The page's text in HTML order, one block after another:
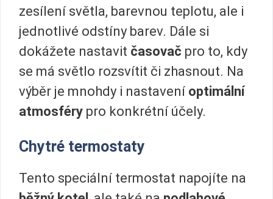
zesílení světla, barevnou teplotu, ale i
jednotlivé odstíny barev. Dále si
dokážete nastavit časovač pro to, kdy
se má světlo rozsvítit či zhasnout. Na
výběr je mnohdy i nastavení optimální
atmosféry pro konkrétní účely.
Chytré termostaty
Tento speciální termostat napojíte na